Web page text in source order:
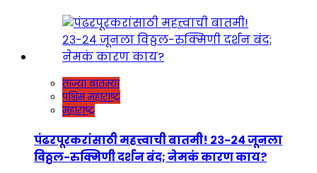
ताज्या बातम्या
पश्चिम महाराष्ट्र
महाराष्ट्र
पंढरपूरकरांसाठी महत्त्वाची बातमी! २३-२४ जूनला
विठ्ठल-रुक्मिणी दर्शन बंद; नेमकं कारण काय?